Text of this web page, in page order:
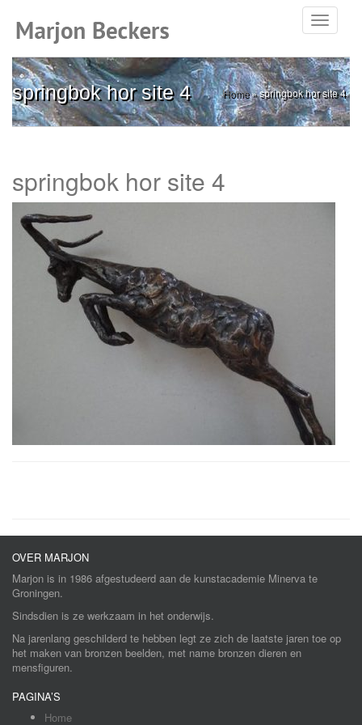
Toggle
springbok hor site 4 Home»springbok hor site 4
springbok hor site 4
OVER MARJON
Marjon is in 1986 afgestudeerd aan de kunstacademie Minerva te
Groningen.
Sindsdien is ze werkzaam in het onderwijs.
Na jarenlang geschilderd te hebben legt ze zich de laatste jaren toe op
het maken van bronzen beelden, met name bronzen dieren en
mensfiguren.
PAGINA’S
Home